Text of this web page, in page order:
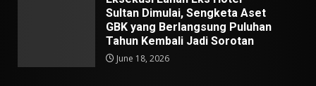
Sultan Dimulai, Sengketa Aset
GBK yang Berlangsung Puluhan
Tahun Kembali Jadi Sorotan
June 18, 2026